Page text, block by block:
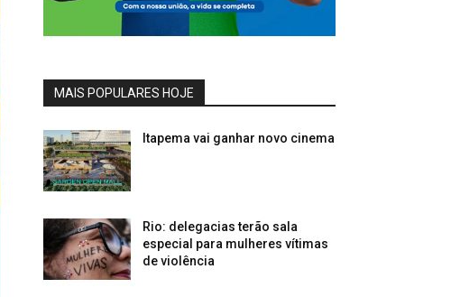
MAIS POPULARES HOJE
Itapema vai ganhar novo cinema
Rio: delegacias terão sala
especial para mulheres vítimas
de violência